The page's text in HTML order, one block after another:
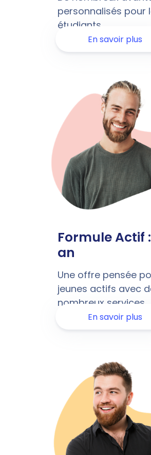
personnalisés pour
étudiants
En savoir plus
Formule Actif
an
Une offre pensée
jeunes actifs avec
nombreux services.
En savoir plus